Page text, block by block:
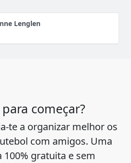
Lenglen
começar?
te a organizar melhor os
com amigos. Uma
gratuita e sem